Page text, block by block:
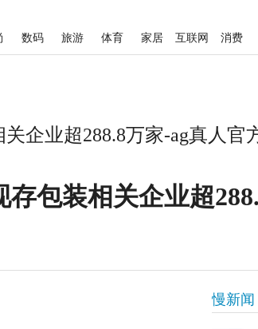
数码 旅游 体育 家居 互联网 消费
企业超288.8万家-ag真人官
包装相关企业超
慢新闻